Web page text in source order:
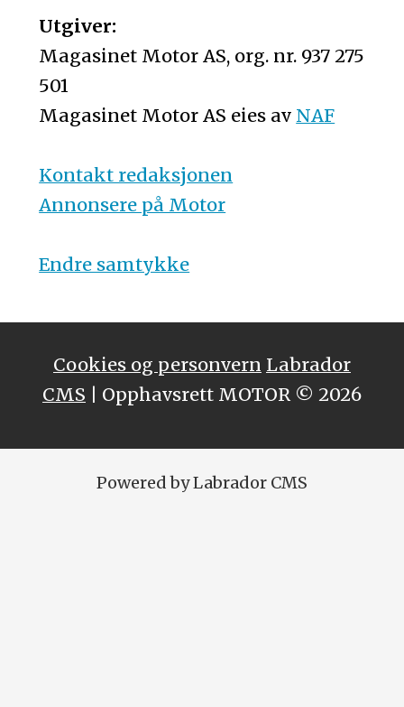
Utgiver:
Magasinet Motor AS, org. nr. 937 275
501
Magasinet Motor AS eies av NAF
Kontakt redaksjonen
Annonsere på Motor
Endre samtykke
Cookies og personvern Labrador
CMS | Opphavsrett MOTOR © 2026
Powered by Labrador CMS